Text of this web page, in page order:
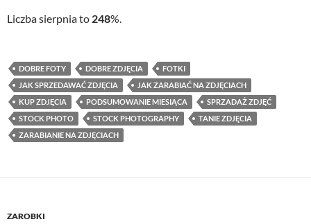
Liczba sierpnia to 248%.
DOBRE FOTY DOBRE ZDJĘCIA
FOTKI
JAK SPRZEDAWAĆ ZDJĘCIA
JAK ZARABIAĆ NA ZDJĘCIACH
KUP ZDJĘCIA
PODSUMOWANIE MIESIĄCA
SPRZADAŻ ZDJĘĆ
STOCK PHOTO
STOCK PHOTOGRAPHY
TANIE ZDJĘCIA
ZARABIANIE NA ZDJĘCIACH
ZAROBKI